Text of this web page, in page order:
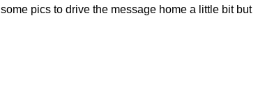
pics to drive the message home a little bit but